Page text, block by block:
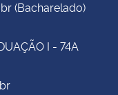
(Bacharelado)
I - 74A